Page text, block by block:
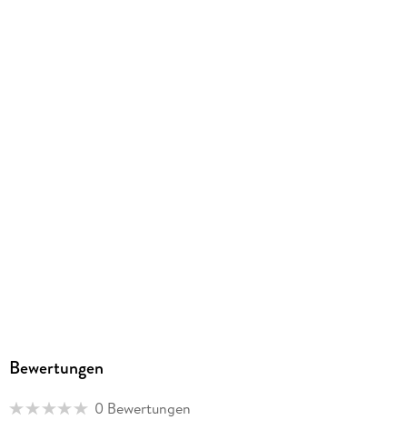
Bewertungen
0 Bewertungen